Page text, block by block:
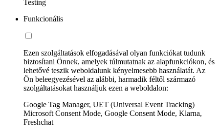
Testing
Funkcionális
Ezen szolgáltatások elfogadásával olyan funkciókat tudunk
biztosítani Önnek, amelyek túlmutatnak az alapfunkciókon, és
lehetővé teszik weboldalunk kényelmesebb használatát. Az
Ön beleegyezésével az alábbi, harmadik féltől származó
szolgáltatásokat használjuk ezen a weboldalon:
Google Tag Manager, UET (Universal Event Tracking)
Microsoft Consent Mode, Google Consent Mode, Klarna,
Freshchat